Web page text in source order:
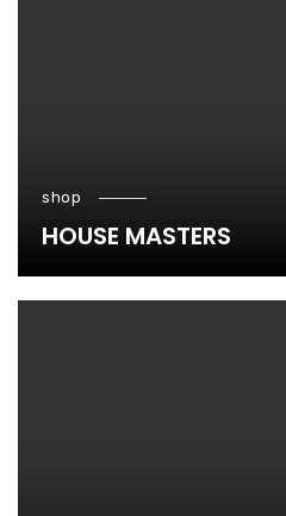
shop
HOUSE MASTERS